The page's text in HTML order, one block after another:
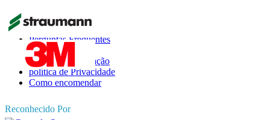
Informações
Perguntas Frequentes
Depoimentos
Termos de Utilização
política de Privacidade
Como encomendar
Reconhecido Por